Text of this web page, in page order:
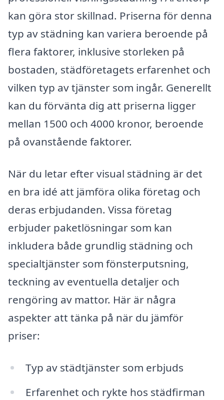
kan göra stor skillnad. Priserna för denna
typ av städning kan variera beroende på
flera faktorer, inklusive storleken på
bostaden, städföretagets erfarenhet och
vilken typ av tjänster som ingår. Generellt
kan du förvänta dig att priserna ligger
mellan 1500 och 4000 kronor, beroende
på ovanstående faktorer.
När du letar efter visual städning är det
en bra idé att jämföra olika företag och
deras erbjudanden. Vissa företag
erbjuder paketlösningar som kan
inkludera både grundlig städning och
specialtjänster som fönsterputsning,
teckning av eventuella detaljer och
rengöring av mattor. Här är några
aspekter att tänka på när du jämför
priser:
Typ av städtjänster som erbjuds
Erfarenhet och rykte hos städfirman